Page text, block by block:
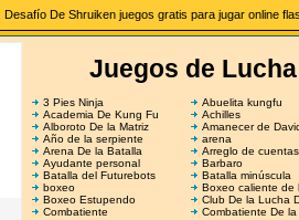
Desafío De Shruiken juegos gratis para jugar online
Juegos de Lucha
3 Pies Ninja
Abuelita kungfu
Academia De Kung Fu
Achilles
Alboroto De la Matriz
Amanecer de
Año de la serpiente
arena
Arena De la Batalla
Arreglo de
Ayudante personal
Barbaro
Batalla del Futurebots
Batalla minúscula
boxeo
Boxeo caliente de
Boxeo Estupendo
Club De la Lucha
Combatiente
Combatiente De la